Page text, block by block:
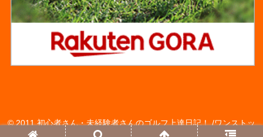
© 2011 初心者さん・未経験者さんのゴルフ上達日記！ /ワンストッ